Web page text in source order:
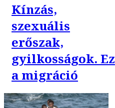
Kínzás,
szexuális
erőszak,
gyilkosságok. Ez
a migráció